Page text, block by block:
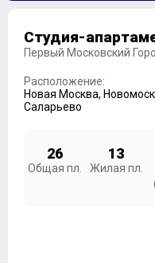
Студия-
Первый Московский
Расположение:
Новая Москва,
Саларьево
26
Общая пл.
13
Жилая пл.